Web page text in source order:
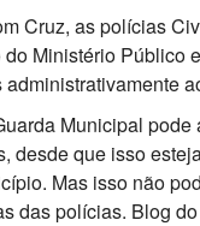
Cruz, as polícias
Ministério Público
Municipal
desde que isso
Mas isso não
das polícias. Blog